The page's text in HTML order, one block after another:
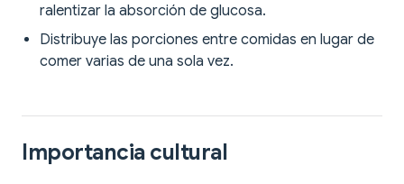
ralentizar la absorción de glucosa.
Distribuye las porciones entre comidas en lugar de
comer varias de una sola vez.
Importancia cultural